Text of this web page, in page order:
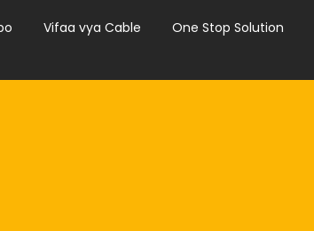
Vifaa vya Cable One Stop Solution